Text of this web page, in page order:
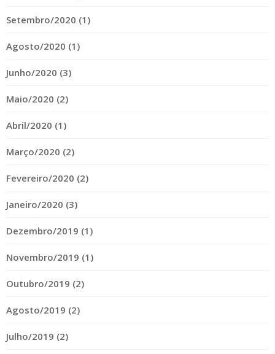
Setembro/2020 (1)
Agosto/2020 (1)
Junho/2020 (3)
Maio/2020 (2)
Abril/2020 (1)
Março/2020 (2)
Fevereiro/2020 (2)
Janeiro/2020 (3)
Dezembro/2019 (1)
Novembro/2019 (1)
Outubro/2019 (2)
Agosto/2019 (2)
Julho/2019 (2)